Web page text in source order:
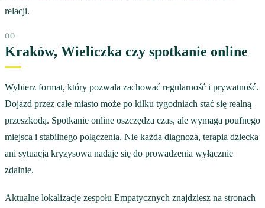
relacji.
Kraków, Wieliczka czy spotkanie online
Wybierz format, który pozwala zachować regularność i prywatność.
Dojazd przez całe miasto może po kilku tygodniach stać się realną
przeszkodą. Spotkanie online oszczędza czas, ale wymaga poufnego
miejsca i stabilnego połączenia. Nie każda diagnoza, terapia dziecka
ani sytuacja kryzysowa nadaje się do prowadzenia wyłącznie
zdalnie.
Aktualne lokalizacje zespołu Empatycznych znajdziesz na stronach